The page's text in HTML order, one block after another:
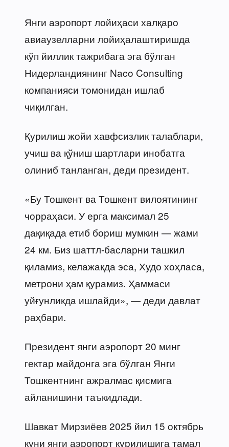
Янги аэропорт лойиҳаси халқаро
авиаузелларни лойиҳалаштиришда
кўп йиллик тажрибага эга бўлган
Нидерландиянинг Naco Consulting
компанияси томонидан ишлаб
чиқилган.
Қурилиш жойи хавфсизлик талаблари,
учиш ва қўниш шартлари инобатга
олиниб танланган, деди президент.
«Бу Тошкент ва Тошкент вилоятининг
чорраҳаси. У ерга максимал 25
дақиқада етиб бориш мумкин — жами
24 км. Биз шаттл-басларни ташкил
қиламиз, келажакда эса, Худо хоҳласа,
метрони ҳам қурамиз. Ҳаммаси
уйғунликда ишлайди», — деди давлат
раҳбари.
Президент янги аэропорт 20 минг
гектар майдонга эга бўлган Янги
Тошкентнинг ажралмас қисмига
айланишини таъкидлади.
Шавкат Мирзиёев 2025 йил 15 октябрь
куни янги аэропорт қурилишига тамал